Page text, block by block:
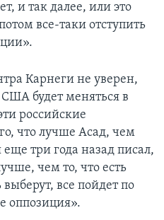
и так далее, или это
все-таки отступить
Карнеги не уверен,
будет меняться в
российские
что лучше Асад, чем
три года назад писал,
чем то, что есть
все пойдет по
оппозиция».